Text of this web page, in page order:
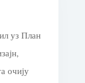
уз План
очију